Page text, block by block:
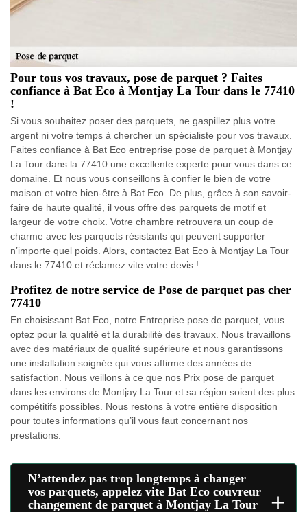
Pour tous vos travaux, pose de parquet ? Faites
confiance à Bat Eco à Montjay La Tour dans le 77410
!
Si vous souhaitez poser des parquets, ne gaspillez plus votre
argent ni votre temps à chercher un spécialiste pour vos travaux.
Faites confiance à Bat Eco entreprise pose de parquet à Montjay
La Tour dans la 77410 une excellente experte pour vous dans ce
domaine. Et nous vous conseillons à confier le bien de votre
maison et votre bien-être à Bat Eco. De plus, grâce à son savoir-
faire de haute qualité, il vous offre des parquets de motif et
largeur de votre choix. Votre chambre retrouvera un coup de
charme avec les parquets résistants qui peuvent supporter
n’importe quel poids. Alors, contactez Bat Eco à Montjay La Tour
dans le 77410 et réclamez vite votre devis !
Profitez de notre service de Pose de parquet pas cher
77410
En choisissant Bat Eco, notre Entreprise pose de parquet, vous
optez pour la qualité et la durabilité des travaux. Nous travaillons
avec des matériaux de qualité supérieure et nous garantissons
une installation soignée qui vous affirme des années de
satisfaction. Nous veillons à ce que nos Prix pose de parquet
dans les environs de Montjay La Tour et sa région soient des plus
compétitifs possibles. Nous restons à votre entière disposition
pour toutes informations qu’il vous faut concernant nos
prestations.
N’attendez pas trop longtemps à changer
vos parquets, appelez vite Bat Eco couvreur
changement de parquet à Montjay La Tour
+